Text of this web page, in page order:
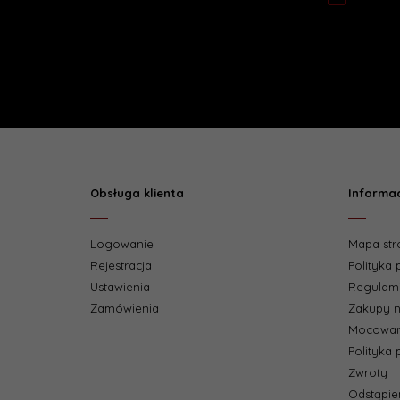
Obsługa klienta
Logowanie
Rejestracja
Ustawienia
Zamówienia
Mapa
Polityka
Zakupy
Polityka
Zwroty